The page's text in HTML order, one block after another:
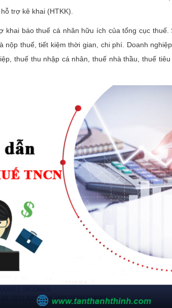
trợ kê khai (HTKK).
khai báo thuế cá nhân hữu ích của tổng cục
nộp thuế, tiết kiệm thời gian, chi phí. Doanh
thuế thu nhập cá nhân, thuế nhà thầu, thuế